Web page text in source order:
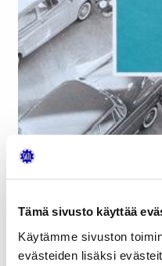
Tämä sivusto käyttää
Käytämme sivuston
evästeiden lisäksi